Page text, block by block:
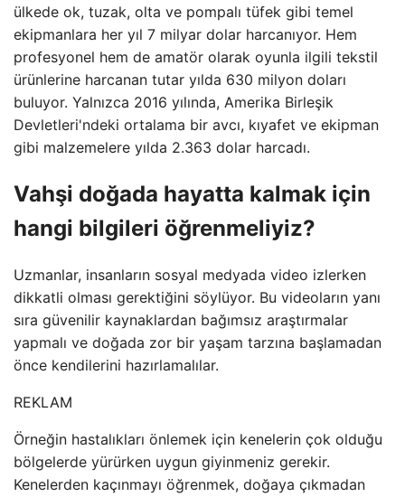
ülkede ok, tuzak, olta ve pompalı tüfek gibi temel
ekipmanlara her yıl 7 milyar dolar harcanıyor. Hem
profesyonel hem de amatör olarak oyunla ilgili tekstil
ürünlerine harcanan tutar yılda 630 milyon doları
buluyor. Yalnızca 2016 yılında, Amerika Birleşik
Devletleri'ndeki ortalama bir avcı, kıyafet ve ekipman
gibi malzemelere yılda 2.363 dolar harcadı.
Vahşi doğada hayatta kalmak için
hangi bilgileri öğrenmeliyiz?
Uzmanlar, insanların sosyal medyada video izlerken
dikkatli olması gerektiğini söylüyor. Bu videoların yanı
sıra güvenilir kaynaklardan bağımsız araştırmalar
yapmalı ve doğada zor bir yaşam tarzına başlamadan
önce kendilerini hazırlamalılar.
REKLAM
Örneğin hastalıkları önlemek için kenelerin çok olduğu
bölgelerde yürürken uygun giyinmeniz gerekir.
Kenelerden kaçınmayı öğrenmek, doğaya çıkmadan